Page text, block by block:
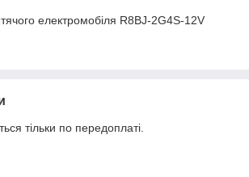
електромобіля R8BJ-2G4S-12V
тільки по передоплаті.